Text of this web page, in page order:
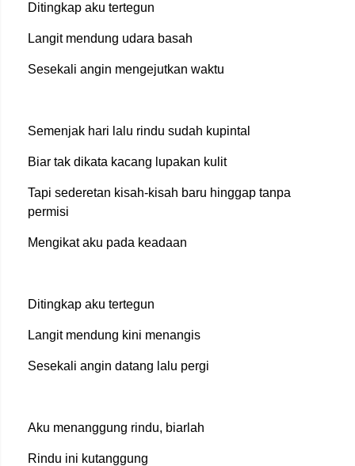
Ditingkap aku tertegun
Langit mendung udara basah
Sesekali angin mengejutkan waktu
Semenjak hari lalu rindu sudah kupintal
Biar tak dikata kacang lupakan kulit
Tapi sederetan kisah-kisah baru hinggap tanpa
permisi
Mengikat aku pada keadaan
Ditingkap aku tertegun
Langit mendung kini menangis
Sesekali angin datang lalu pergi
Aku menanggung rindu, biarlah
Rindu ini kutanggung